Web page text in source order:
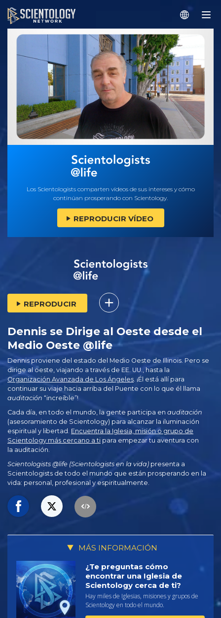
Los Scientologists comparten vídeos de sus intereses y cómo
continúan prosperando con Scientology.
REPRODUCIR VÍDEO
REPRODUCIR
Dennis se Dirige al Oeste desde el
Medio Oeste @life
Dennis proviene del estado del Medio Oeste de Illinois. Pero se
dirige al oeste, viajando a través de EE. UU., hasta la
Organización Avanzada de Los Ángeles. ¡Él está allí para
continuar su viaje hacia arriba del Puente con lo que él llama
auditación “increíble”!
Cada día, en todo el mundo, la gente participa en auditación
(asesoramiento de Scientology) para alcanzar la iluminación
espiritual y libertad. Encuentra la Iglesia, misión o grupo de
Scientology más cercano a ti para empezar tu aventura con
la auditación.
Scientologists @life (Scientologists en la vida) presenta a
Scientologists de todo el mundo que están prosperando en la
vida: personal, profesional y espiritualmente.
MÁS INFORMACIÓN
¿Te preguntas cómo
encontrar una Iglesia de
Scientology cerca de ti?
Hay miles de Iglesias, misiones y grupos de
Scientology en todo el mundo.